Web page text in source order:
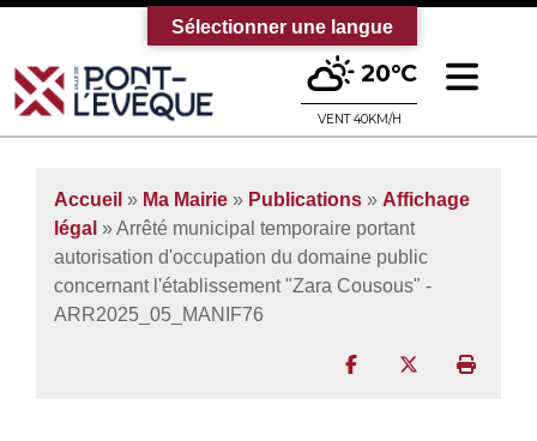
Bienvenue sur le site officiel de la
20°C
VENT 40KM/H
Accueil » Ma Mairie » Publications » Affichage
légal » Arrêté municipal temporaire portant
autorisation d'occupation du domaine public
concernant l'établissement "Zara Cousous" -
ARR2025_05_MANIF76
Partager surPartager sur
Sélectionner une langue